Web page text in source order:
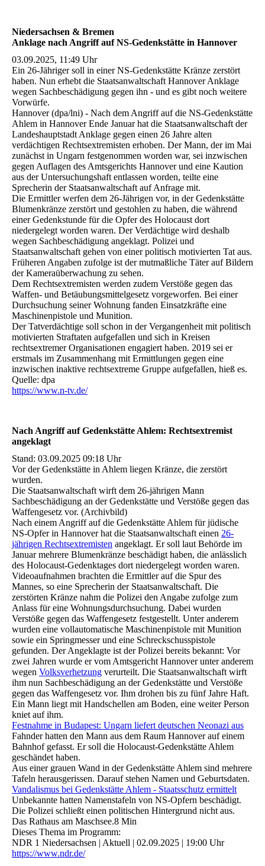
Niedersachsen & Bremen
Anklage nach Angriff auf NS-Gedenkstätte in Hannover
03.09.2025, 11:49 Uhr
Ein 26-Jähriger soll in einer NS-Gedenkstätte Kränze zerstört
haben. Nun erhebt die Staatsanwaltschaft Hannover Anklage
wegen Sachbeschädigung gegen ihn - und es gibt noch weitere
Vorwürfe.
Hannover (dpa/lni) - Nach dem Angriff auf die NS-Gedenkstätte
Ahlem in Hannover Ende Januar hat die Staatsanwaltschaft der
Landeshauptstadt Anklage gegen einen 26 Jahre alten
verdächtigen Rechtsextremisten erhoben. Der Mann, der im Mai
zunächst in Ungarn festgenommen worden war, sei inzwischen
gegen Auflagen des Amtsgerichts Hannover und eine Kaution
aus der Untersuchungshaft entlassen worden, teilte eine
Sprecherin der Staatsanwaltschaft auf Anfrage mit.
Die Ermittler werfen dem 26-Jährigen vor, in der Gedenkstätte
Blumenkränze zerstört und gestohlen zu haben, die während
einer Gedenkstunde für die Opfer des Holocaust dort
niedergelegt worden waren. Der Verdächtige wird deshalb
wegen Sachbeschädigung angeklagt. Polizei und
Staatsanwaltschaft gehen von einer politisch motivierten Tat aus.
Früheren Angaben zufolge ist der mutmaßliche Täter auf Bildern
der Kameraüberwachung zu sehen.
Dem Rechtsextremisten werden zudem Verstöße gegen das
Waffen- und Betäubungsmittelgesetz vorgeworfen. Bei einer
Durchsuchung seiner Wohnung fanden Einsatzkräfte eine
Maschinenpistole und Munition.
Der Tatverdächtige soll schon in der Vergangenheit mit politisch
motivierten Straftaten aufgefallen und sich in Kreisen
rechtsextremer Organisationen engagiert haben. 2019 sei er
erstmals im Zusammenhang mit Ermittlungen gegen eine
inzwischen inaktive rechtsextreme Gruppe aufgefallen, hieß es.
Quelle: dpa
https://www.n-tv.de/
Nach Angriff auf Gedenkstätte Ahlem: Rechtsextremist
angeklagt
Stand: 03.09.2025 09:18 Uhr
Vor der Gedenkstätte in Ahlem liegen Kränze, die zerstört
wurden.
Die Staatsanwaltschaft wirft dem 26-jährigen Mann
Sachbeschädigung an der Gedenkstätte und Verstöße gegen das
Waffengesetz vor. (Archivbild)
Nach einem Angriff auf die Gedenkstätte Ahlem für jüdische
NS-Opfer in Hannover hat die Staatsanwaltschaft einen 26-
jährigen Rechtsextremisten angeklagt. Er soll laut Behörde im
Januar mehrere Blumenkränze beschädigt haben, die anlässlich
des Holocaust-Gedenktages dort niedergelegt worden waren.
Videoaufnahmen brachten die Ermittler auf die Spur des
Mannes, so eine Sprecherin der Staatsanwaltschaft. Die
zerstörten Kränze nahm die Polizei den Angabe zufolge zum
Anlass für eine Wohnungsdurchsuchung. Dabei wurden
Verstöße gegen das Waffengesetz festgestellt. Unter anderem
wurden eine vollautomatische Maschinenpistole mit Munition
sowie ein Springmesser und eine Schreckschusspistole
gefunden. Der Angeklagte ist der Polizei bereits bekannt: Vor
zwei Jahren wurde er vom Amtsgericht Hannover unter anderem
wegen Volksverhetzung verurteilt. Die Staatsanwaltschaft wirft
ihm nun Sachbeschädigung an der Gedenkstätte und Verstöße
gegen das Waffengesetz vor. Ihm drohen bis zu fünf Jahre Haft.
Ein Mann liegt mit Handschellen am Boden, eine weiter Person
kniet auf ihm.
Festnahme in Budapest: Ungarn liefert deutschen Neonazi aus
Fahnder hatten den Mann aus dem Raum Hannover auf einem
Bahnhof gefasst. Er soll die Holocaust-Gedenkstätte Ahlem
geschändet haben.
Aus einer grauen Wand in der Gedenkstätte Ahlem sind mehrere
Tafeln herausgerissen. Darauf stehen Namen und Geburtsdaten.
Vandalismus bei Gedenkstätte Ahlem - Staatsschutz ermittelt
Unbekannte hatten Namenstafeln von NS-Opfern beschädigt.
Die Polizei schließt einen politischen Hintergrund nicht aus.
Das Rathaus am Maschsee.8 Min
Dieses Thema im Programm:
NDR 1 Niedersachsen | Aktuell | 02.09.2025 | 19:00 Uhr
https://www.ndr.de/